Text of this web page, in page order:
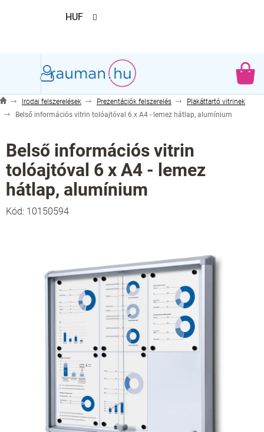
HUF
Irodai felszerelések Prezentációk felszerelés
Plakáttartó vitrinek
Belső információs vitrin tolóajtóval 6 x A4 - lemez hátlap, alumínium
Belső információs vitrin
tolóajtóval 6 x A4 - lemez
hátlap, alumínium
Kód: 10150594